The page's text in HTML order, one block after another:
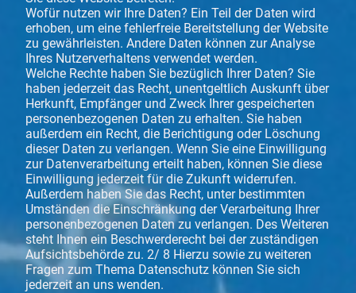
Wofür nutzen wir Ihre Daten? Ein Teil der Daten wird
erhoben, um eine fehlerfreie Bereitstellung der Website
zu gewährleisten. Andere Daten können zur Analyse
Ihres Nutzerverhaltens verwendet werden.
Welche Rechte haben Sie bezüglich Ihrer Daten? Sie
haben jederzeit das Recht, unentgeltlich Auskunft über
Herkunft, Empfänger und Zweck Ihrer gespeicherten
personenbezogenen Daten zu erhalten. Sie haben
außerdem ein Recht, die Berichtigung oder Löschung
dieser Daten zu verlangen. Wenn Sie eine Einwilligung
zur Datenverarbeitung erteilt haben, können Sie diese
Einwilligung jederzeit für die Zukunft widerrufen.
Außerdem haben Sie das Recht, unter bestimmten
Umständen die Einschränkung der Verarbeitung Ihrer
personenbezogenen Daten zu verlangen. Des Weiteren
steht Ihnen ein Beschwerderecht bei der zuständigen
Aufsichtsbehörde zu. 2/ 8 Hierzu sowie zu weiteren
Fragen zum Thema Datenschutz können Sie sich
jederzeit an uns wenden.